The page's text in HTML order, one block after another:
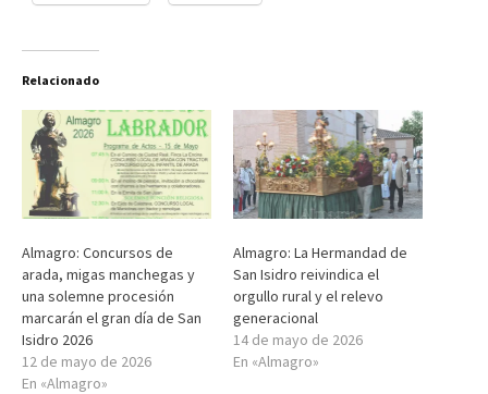
Relacionado
Almagro: Concursos de
arada, migas manchegas y
una solemne procesión
marcarán el gran día de San
Isidro 2026
12 de mayo de 2026
En «Almagro»
Almagro: La Hermandad de
San Isidro reivindica el
orgullo rural y el relevo
generacional
14 de mayo de 2026
En «Almagro»